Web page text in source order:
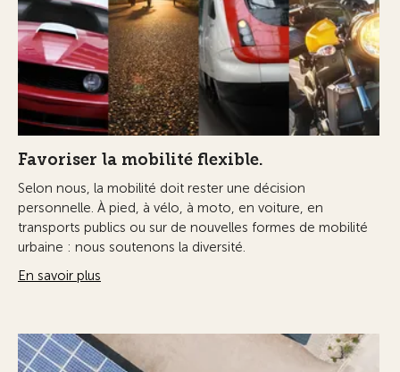
Favoriser la mobilité flexible.
Selon nous, la mobilité doit rester une décision
personnelle. À pied, à vélo, à moto, en voiture, en
transports publics ou sur de nouvelles formes de mobilité
urbaine : nous soutenons la diversité.
En savoir plus